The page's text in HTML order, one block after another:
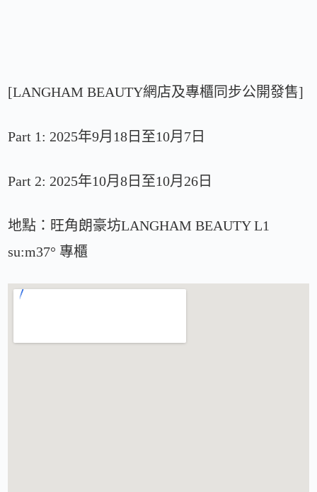
[LANGHAM BEAUTY網店及專櫃同步公開發售]
Part 1: 2025年9月18日至10月7日
Part 2: 2025年10月8日至10月26日
地點：旺角朗豪坊LANGHAM BEAUTY L1
su:m37° 專櫃